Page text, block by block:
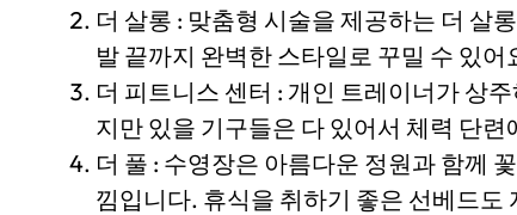
더 살롱 : 맞춤형 시술을 제공하는 더 살
발 끝까지 완벽한 스타일로 꾸밀 수 있어
더 피트니스 센터 : 개인 트레이너가 상
지만 있을 기구들은 다 있어서 체력 단
더 풀 : 수영장은 아름다운 정원과 함께
낌입니다. 휴식을 취하기 좋은 선베드도